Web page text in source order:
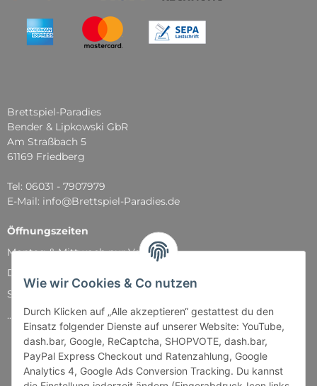
Wie wir Cookies & Co nutzen
Durch Klicken auf „Alle akzeptieren“ gestattest du den
Einsatz folgender Dienste auf unserer Website: YouTube,
dash.bar, Google, ReCaptcha, SHOPVOTE, dash.bar,
PayPal Express Checkout und Ratenzahlung, Google
Analytics 4, Google Ads Conversion Tracking. Du kannst
Brettspiel-Paradies
Bender & Lipkowski GbR
Am Straßbach 5
61169 Friedberg
Tel: 06031 - 7907979
E-Mail: info@Brettspiel-Paradies.de
Öffnungszeiten
Montag & Mittwoch nur Versand
Dienstag, Donnerstag und Freitag: 11:00 - 18:30 Uhr
Samstag: 11:00 - 14:00 Uhr
...und natürlich während unserer Events